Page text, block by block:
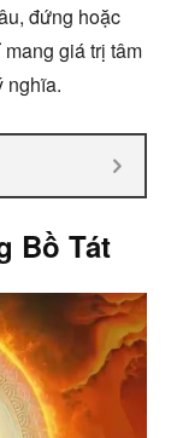
đứng hoặc
giá trị tâm
nghĩa.
Bồ Tát